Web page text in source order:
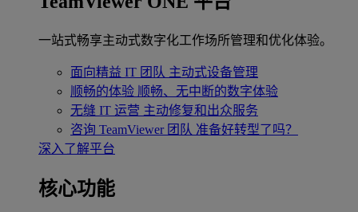
一站式畅享主动式数字化工作场所管理和优化体验。
面向精益 IT 团队 主动式设备管理
顺畅的体验 顺畅、无中断的数字体验
无缝 IT 运营 主动修复和出众服务
咨询 TeamViewer 团队 准备好转型了吗？
深入了解平台
核心功能